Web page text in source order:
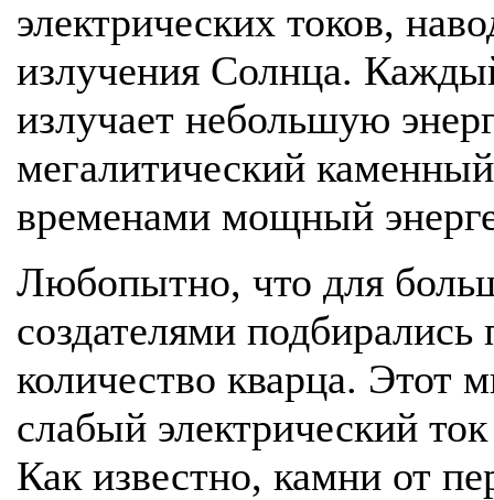
электрических токов,
излучения Солнца.
излучает небольшую
мегалитический
временами мощный
Любопытно, что для
создателями
количество кварца. Этот
слабый электрический
Как известно, камни от